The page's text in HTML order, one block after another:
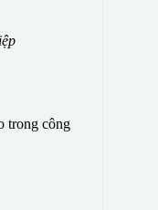
trong công